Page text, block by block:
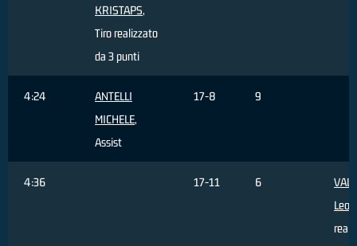
KRISTAPS,
Tiro realizzato
da 3 punti
4:24
ANTELLI
MICHELE,
Assist
17-8 9
4:36 17-11 6